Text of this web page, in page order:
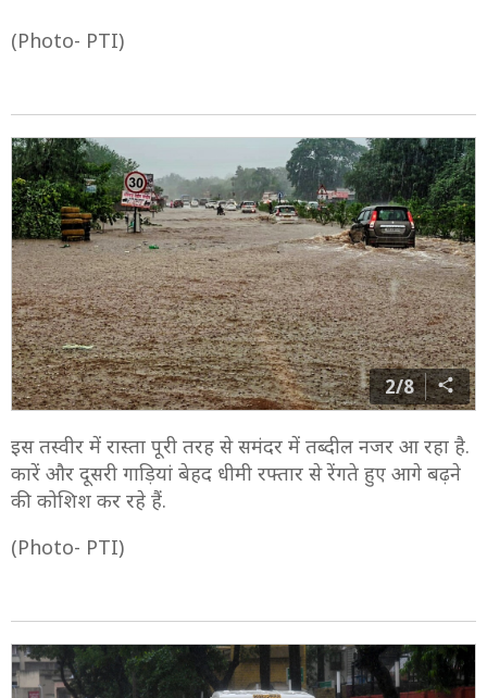
(Photo- PTI)
2/8
इस तस्वीर में रास्ता पूरी तरह से समंदर में तब्दील नजर आ रहा है.
कारें और दूसरी गाड़ियां बेहद धीमी रफ्तार से रेंगते हुए आगे बढ़ने
की कोशिश कर रहे हैं.
(Photo- PTI)